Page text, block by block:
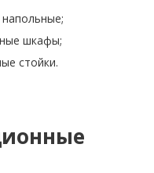
шкафы;
стойки.